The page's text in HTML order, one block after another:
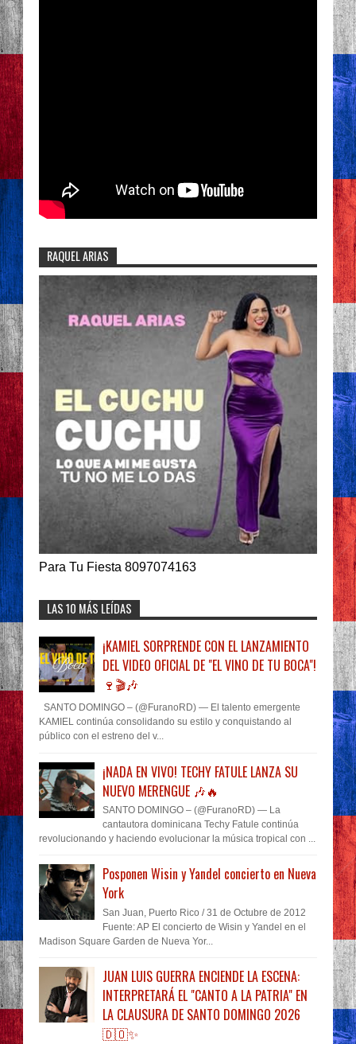
RAQUEL ARIAS
Para Tu Fiesta 8097074163
LAS 10 MÁS LEÍDAS
¡KAMIEL SORPRENDE CON EL LANZAMIENTO
DEL VIDEO OFICIAL DE "EL VINO DE TU BOCA"!
🍷🎬🎶
SANTO DOMINGO – (@FuranoRD) — El talento emergente
KAMIEL continúa consolidando su estilo y conquistando al
público con el estreno del v...
¡NADA EN VIVO! TECHY FATULE LANZA SU
NUEVO MERENGUE 🎶🔥
SANTO DOMINGO – (@FuranoRD) — La
cantautora dominicana Techy Fatule continúa
revolucionando y haciendo evolucionar la música tropical con ...
Posponen Wisin y Yandel concierto en Nueva
York
San Juan, Puerto Rico / 31 de Octubre de 2012
Fuente: AP El concierto de Wisin y Yandel en el
Madison Square Garden de Nueva Yor...
JUAN LUIS GUERRA ENCIENDE LA ESCENA:
INTERPRETARÁ EL "CANTO A LA PATRIA" EN
LA CLAUSURA DE SANTO DOMINGO 2026
🇩🇴✨